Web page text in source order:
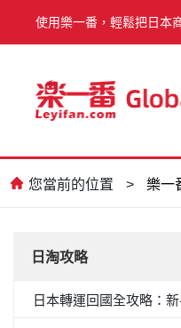
使用樂一番，輕鬆把日本
您當前的位置 > 樂一
日淘攻略
日本轉運回國全攻略：